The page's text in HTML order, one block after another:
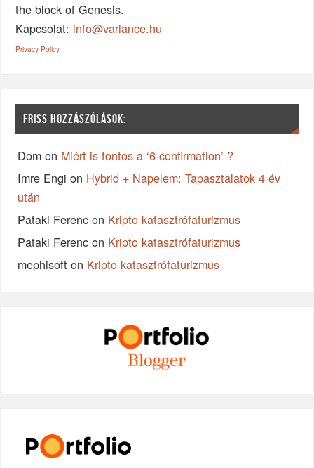
the block of Genesis.
Kapcsolat: info@variance.hu
Privacy Policy...
FRISS HOZZÁSZÓLÁSOK:
Dom on Miért is fontos a ‘6-confirmation’ ?
Imre Engi on Hybrid + Napelem: Tapasztalatok 4 év
után
Pataki Ferenc on Kripto katasztrófaturizmus
Pataki Ferenc on Kripto katasztrófaturizmus
mephisoft on Kripto katasztrófaturizmus